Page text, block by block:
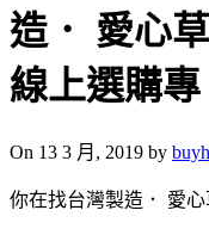
造． 愛心
線上選購專
On 13 3 月, 2019 by
你在找台灣製造． 愛